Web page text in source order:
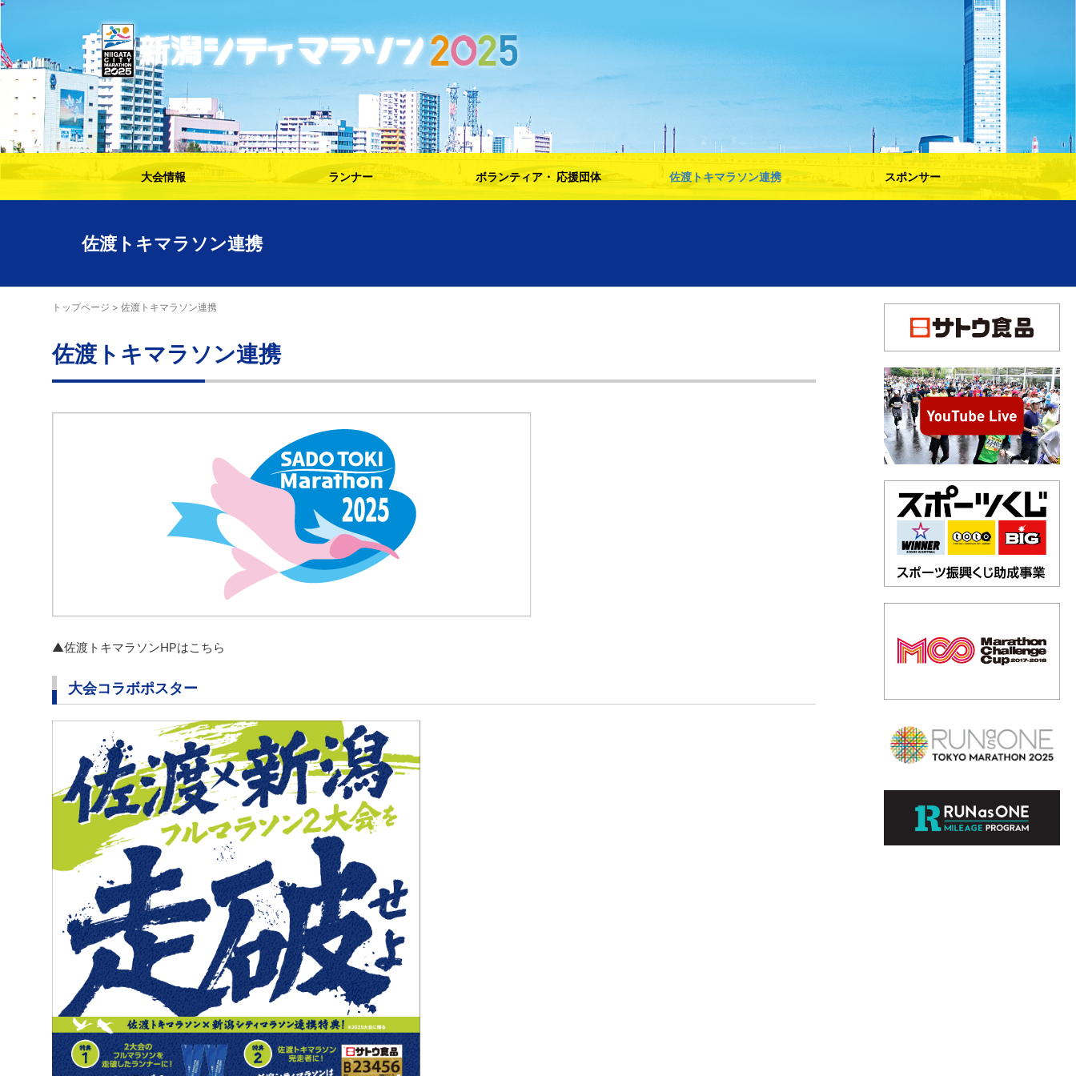
大会情報 ランナー ボランティア・ 応援団体 佐渡トキマラソン連携 スポンサー
佐渡トキマラソン連携
トップページ > 佐渡トキマラソン連携
佐渡トキマラソン連携
▲佐渡トキマラソンHPはこちら
大会コラボポスター